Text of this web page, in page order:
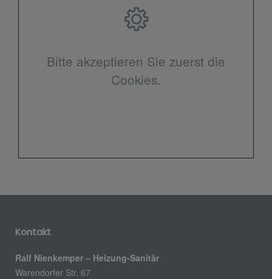
Bitte akzeptieren Sie zuerst die
Cookies.
Kontakt
Ralf Nienkemper – Heizung-Sanitär
Warendorfer Str. 67